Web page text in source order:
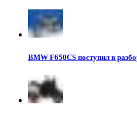
BMW F650CS поступил в